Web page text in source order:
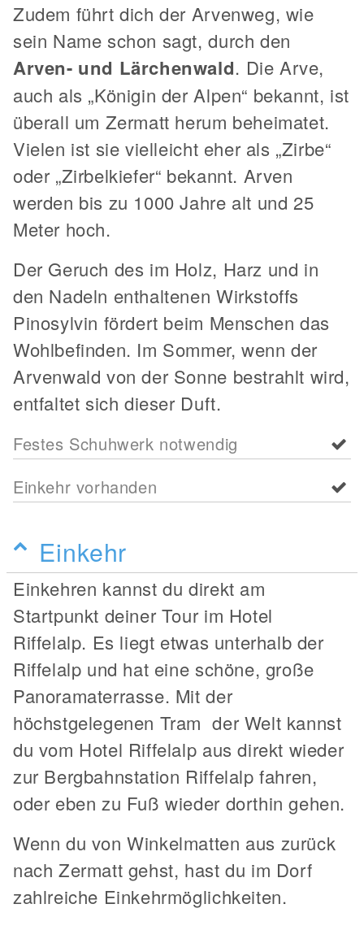
Zudem führt dich der Arvenweg, wie
sein Name schon sagt, durch den
Arven- und Lärchenwald. Die Arve,
auch als „Königin der Alpen“ bekannt, ist
überall um Zermatt herum beheimatet.
Vielen ist sie vielleicht eher als „Zirbe“
oder „Zirbelkiefer“ bekannt. Arven
werden bis zu 1000 Jahre alt und 25
Meter hoch.
Der Geruch des im Holz, Harz und in
den Nadeln enthaltenen Wirkstoffs
Pinosylvin fördert beim Menschen das
Wohlbefinden. Im Sommer, wenn der
Arvenwald von der Sonne bestrahlt wird,
entfaltet sich dieser Duft.
Festes Schuhwerk notwendig
Einkehr vorhanden
Einkehr
Einkehren kannst du direkt am
Startpunkt deiner Tour im Hotel
Riffelalp. Es liegt etwas unterhalb der
Riffelalp und hat eine schöne, große
Panoramaterrasse. Mit der
höchstgelegenen Tram der Welt kannst
du vom Hotel Riffelalp aus direkt wieder
zur Bergbahnstation Riffelalp fahren,
oder eben zu Fuß wieder dorthin gehen.
Wenn du von Winkelmatten aus zurück
nach Zermatt gehst, hast du im Dorf
zahlreiche Einkehrmöglichkeiten.